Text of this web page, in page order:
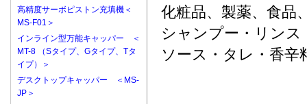
化粧品、製薬、食品
シャンプー・リン
ソース・タレ・香辛
高精度サーボピストン充填機＜
MS-F01＞
インライン型万能キャッパー ＜
MT-8 （Sタイプ、Gタイプ、Tタ
イプ）＞
デスクトップキャッパー ＜MS-
JP＞